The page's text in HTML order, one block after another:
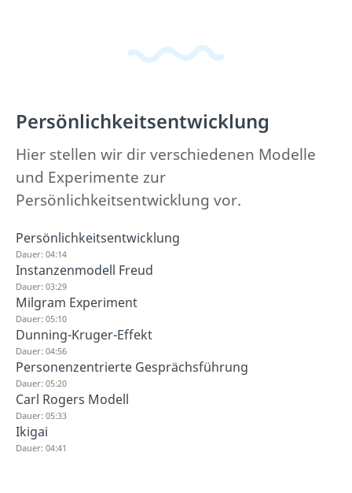
Persönlichkeitsentwicklung
Hier stellen wir dir verschiedenen Modelle
und Experimente zur
Persönlichkeitsentwicklung vor.
Persönlichkeitsentwicklung
Dauer: 04:14
Instanzenmodell Freud
Dauer: 03:29
Milgram Experiment
Dauer: 05:10
Dunning-Kruger-Effekt
Dauer: 04:56
Personenzentrierte Gesprächsführung
Dauer: 05:20
Carl Rogers Modell
Dauer: 05:33
Ikigai
Dauer: 04:41